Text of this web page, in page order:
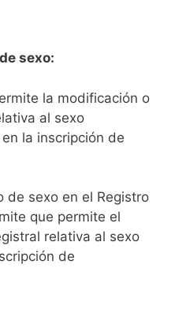
sexo:
la modificación o
al sexo
la inscripción de
de sexo en el Registro
que permite el
relativa al sexo
de